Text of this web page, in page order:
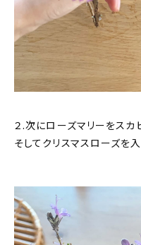
２.次にローズマリーをスカ
そしてクリスマスローズを入